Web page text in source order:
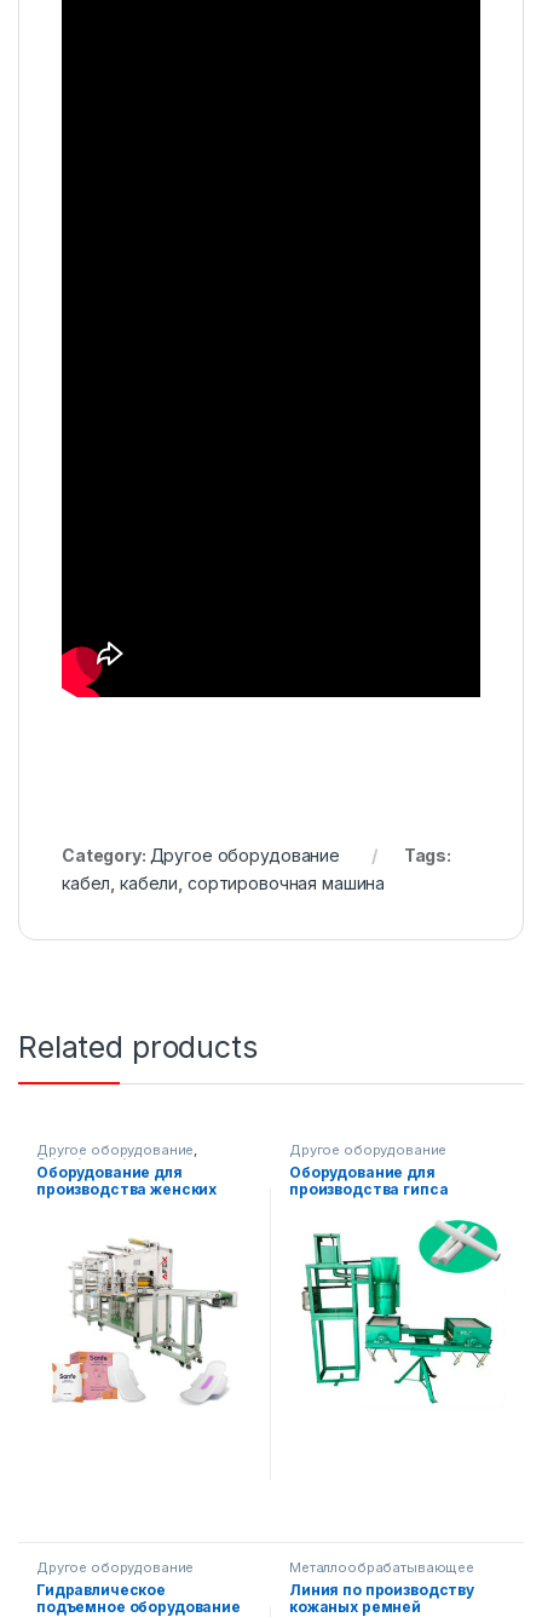
Category: Другое оборудование
Tags:
кабел ,кабели сортировочная машина
Related products
Другое оборудование,
Обработка бумаги
Медицинское оборудование
Оборудование для
производства женских
Другое оборудование
Оборудование для
производства гипса
Другое оборудование
Гидравлическое
подъемное оборудование
Металлообрабатывающее
оборудование
оборудование
Линия по производству
кожаных ремней